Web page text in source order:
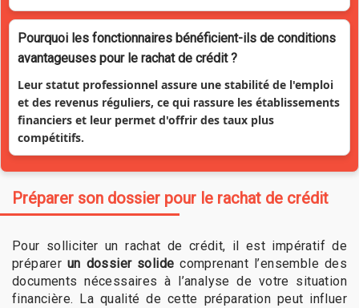
Pourquoi les fonctionnaires bénéficient-ils de conditions
avantageuses pour le rachat de crédit ?
Leur statut professionnel assure une stabilité de l'emploi
et des revenus réguliers, ce qui rassure les établissements
financiers et leur permet d'offrir des taux plus
compétitifs.
Préparer son dossier pour le rachat de crédit
Pour solliciter un rachat de crédit, il est impératif de
préparer un dossier solide comprenant l’ensemble des
documents nécessaires à l’analyse de votre situation
financière. La qualité de cette préparation peut influer